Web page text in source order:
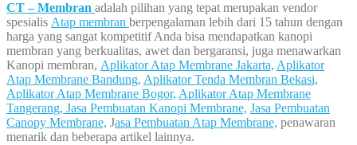
CT – Membran adalah pilihan yang tepat merupakan vendor
spesialis Atap membran berpengalaman lebih dari 15 tahun dengan
harga yang sangat kompetitif Anda bisa mendapatkan kanopi
membran yang berkualitas, awet dan bergaransi, juga menawarkan
Kanopi membran, Aplikator Atap Membrane Jakarta, Aplikator
Atap Membrane Bandung, Aplikator Tenda Membran Bekasi,
Aplikator Atap Membrane Bogor, Aplikator Atap Membrane
Tangerang, Jasa Pembuatan Kanopi Membrane, Jasa Pembuatan
Canopy Membrane, Jasa Pembuatan Atap Membrane, penawaran
menarik dan beberapa artikel lainnya.